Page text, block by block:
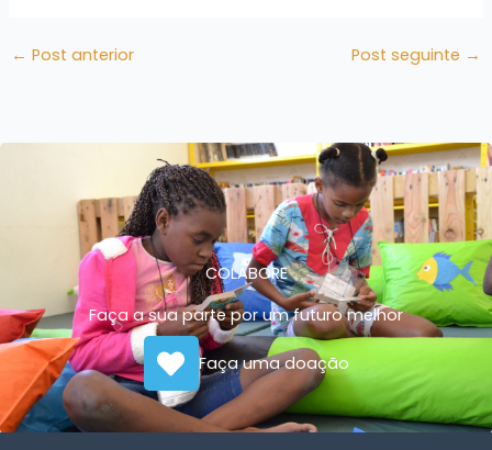
← Post anterior Post seguinte →
COLABORE
Faça a sua parte por um futuro melhor
Faça uma doação